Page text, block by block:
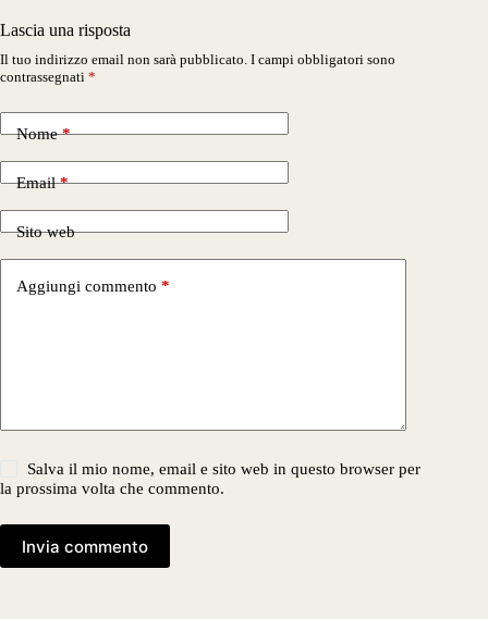
Lascia una risposta
Il tuo indirizzo email non sarà pubblicato. I campi obbligatori sono
contrassegnati *
Nome*
Email*
Sito web
Aggiungi commento *
Salva il mio nome, email e sito web in questo browser per
la prossima volta che commento.
Invia commento